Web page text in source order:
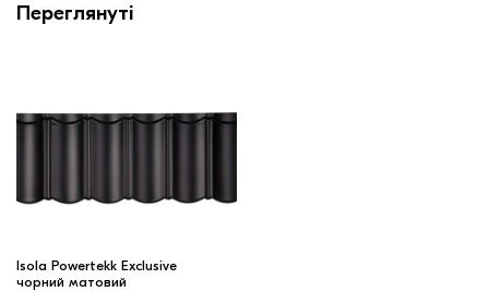
Переглянуті
Isola Powertekk Exclusive
чорний матовий